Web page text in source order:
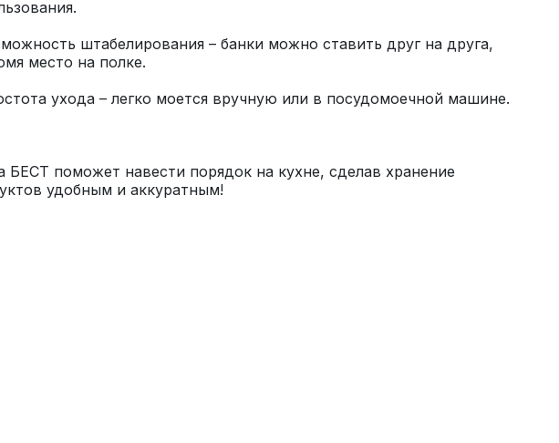
штабелирования – банки можно ставить друг на друга,
БЕСТ поможет навести порядок на кухне, сделав хранение
удобным и аккуратным!